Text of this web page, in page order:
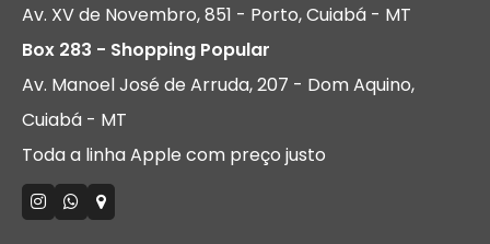
Av. XV de Novembro, 851 - Porto, Cuiabá - MT
Box 283 - Shopping Popular
Av. Manoel José de Arruda, 207 - Dom Aquino,
Cuiabá - MT
Toda a linha Apple com preço justo